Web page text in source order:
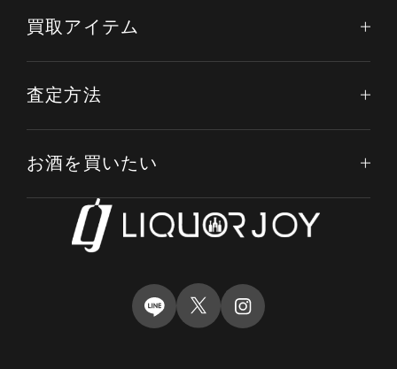
買取アイテム
査定方法
お酒を買いたい